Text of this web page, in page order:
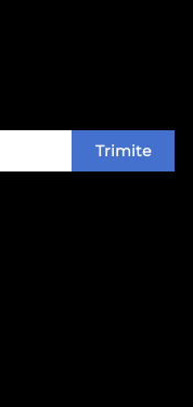
diferenței dintre
mașinile de
Trimite